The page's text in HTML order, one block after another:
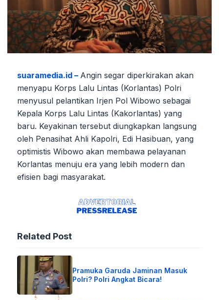
suaramedia.id – Angin segar diperkirakan akan
menyapu Korps Lalu Lintas (Korlantas) Polri
menyusul pelantikan Irjen Pol Wibowo sebagai
Kepala Korps Lalu Lintas (Kakorlantas) yang
baru. Keyakinan tersebut diungkapkan langsung
oleh Penasihat Ahli Kapolri, Edi Hasibuan, yang
optimistis Wibowo akan membawa pelayanan
Korlantas menuju era yang lebih modern dan
efisien bagi masyarakat.
Related Post
Pramuka Garuda Jaminan Masuk
Polri? Polri Angkat Bicara!